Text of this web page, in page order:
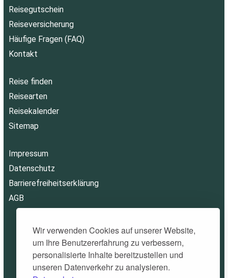
Wir verwenden Cookies auf unserer Website,
um Ihre Benutzererfahrung zu verbessern,
personalisierte Inhalte bereitzustellen und
unseren Datenverkehr zu analysieren.
Reisegutschein
Reiseversicherung
Häufige Fragen (FAQ)
Kontakt
Reise finden
Reisearten
Reisekalender
Sitemap
Impressum
Datenschutz
Barrierefreiheitserklärung
AGB